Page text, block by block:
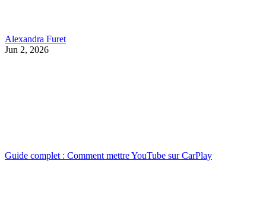
Alexandra Furet
Jun 2, 2026
Guide complet : Comment mettre YouTube sur CarPlay